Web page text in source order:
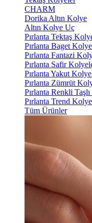
CHARM
Dorika Altın Kolye
Altın Kolye Uç
Pırlanta Tektaş
Pırlanta Baget
Pırlanta Fantazi
Pırlanta Safir
Pırlanta Yakut
Pırlanta Zümrüt
Pırlanta Renkli
Pırlanta Trend
Tüm Ürünler